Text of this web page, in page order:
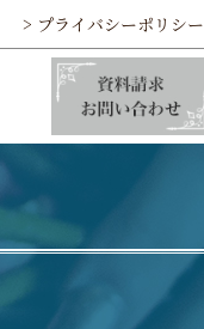
> プライバシーポリシー